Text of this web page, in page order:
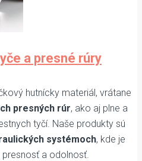
a presné rúry
hutnícky materiál, vrátane
presných rúr, ako aj plne a
tyčí. Naše produkty sú
systémoch, kde je
a odolnosť.